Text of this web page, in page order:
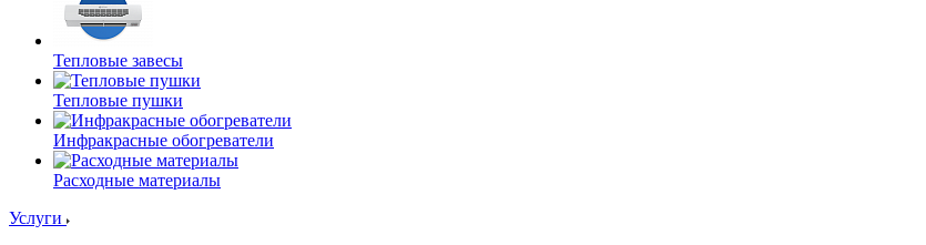
Тепловые завесы
Тепловые пушки
Инфракрасные обогреватели
Расходные материалы
Услуги